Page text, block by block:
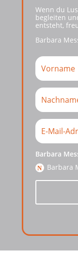
Wenn du
begleiten
entsteht,
Barbara
Barbara
Barbara